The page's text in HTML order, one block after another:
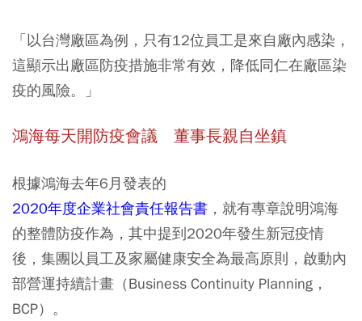
「以台灣廠區為例，只有12位員工是來自廠內感染 ，
這顯示出廠區防疫措施非常有效，降低同仁在廠區染
疫的風險。」
鴻海每天開防疫會議 董事長親自坐鎮
根據鴻海去年6月發表的
2020年度企業社會責任報告書 ，就有專章說明鴻海
的整體防疫作為，其中提到2020年發生新冠疫情
後，集團以員工及家屬健康安全為最高原則，啟動內
部營運持續計畫（Business Continuity Planning，
BCP）。